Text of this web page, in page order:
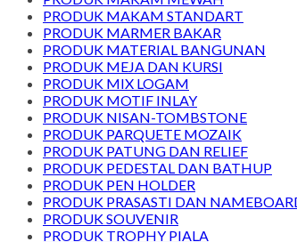
PRODUK MAKAM STANDART
PRODUK MARMER BAKAR
PRODUK MATERIAL BANGUNAN
PRODUK MEJA DAN KURSI
PRODUK MIX LOGAM
PRODUK MOTIF INLAY
PRODUK NISAN-TOMBSTONE
PRODUK PARQUETE MOZAIK
PRODUK PATUNG DAN RELIEF
PRODUK PEDESTAL DAN BATHUP
PRODUK PEN HOLDER
PRODUK PRASASTI DAN
PRODUK SOUVENIR
PRODUK TROPHY PIALA